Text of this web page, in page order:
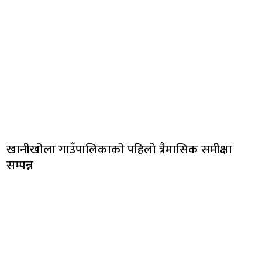
खानीखोला गाउँपालिकाको पहिलो त्रैमासिक समीक्षा
सम्पन्न